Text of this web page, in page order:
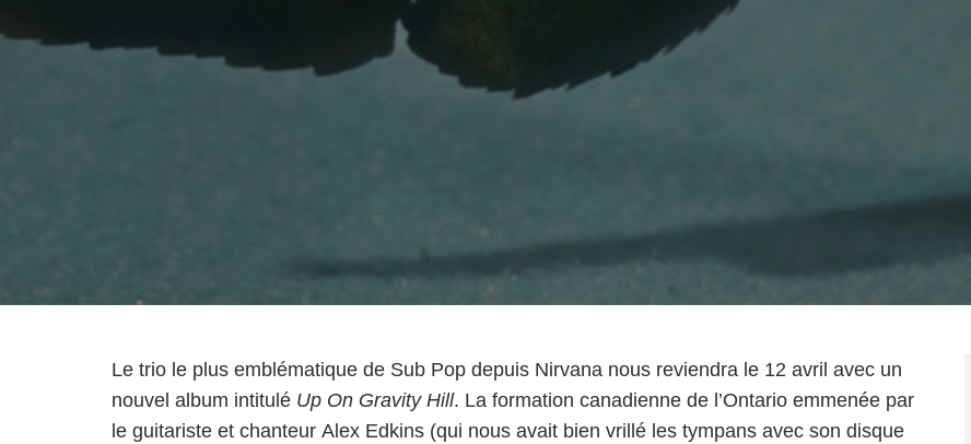
Le trio le plus emblématique de Sub Pop depuis Nirvana nous reviendra le 12 avril avec un
nouvel album intitulé Up On Gravity Hill. La formation canadienne de l’Ontario emmenée par
le guitariste et chanteur Alex Edkins (qui nous avait bien vrillé les tympans avec son disque